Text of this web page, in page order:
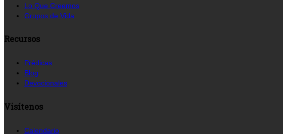
Lo Que Creemos
Grupos de Vida
Recursos
Prédicas
Blog
Devocionales
Visítenos
Calendario